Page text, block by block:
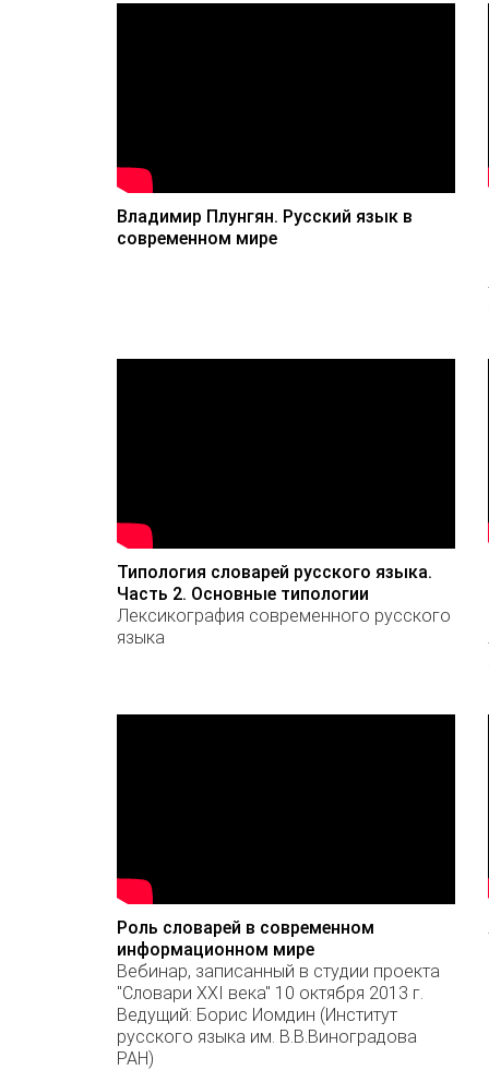
Владимир Плунгян. Русский язык в
современном мире
Типология словарей русского языка.
Часть 2. Основные типологии
Лексикография современного русского
языка
Роль словарей в современном
информационном мире
Вебинар, записанный в студии проекта
"Словари XXI века" 10 октября 2013 г.
Ведущий: Борис Иомдин (Институт
русского языка им. В.В.Виноградова
РАН)